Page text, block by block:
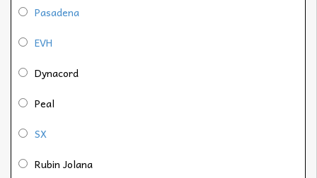
Pasadena
EVH
Dynacord
Peal
SX
Rubin Jolana